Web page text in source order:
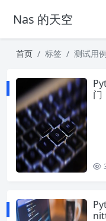
Nas 的天空
首页 标签 测试用例
门